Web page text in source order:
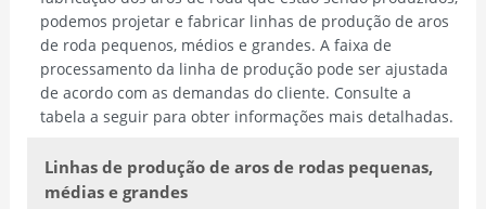
podemos projetar e fabricar linhas de produção de aros
de roda pequenos, médios e grandes. A faixa de
processamento da linha de produção pode ser ajustada
de acordo com as demandas do cliente. Consulte a
tabela a seguir para obter informações mais detalhadas.
Linhas de produção de aros de rodas pequenas,
médias e grandes